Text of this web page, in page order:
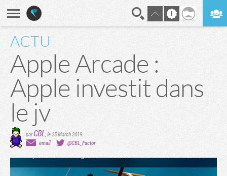
ACTU
Apple Arcade :
Apple investit dans
le jv
parCBL le 25 March 2019
email
@CBL_Factor